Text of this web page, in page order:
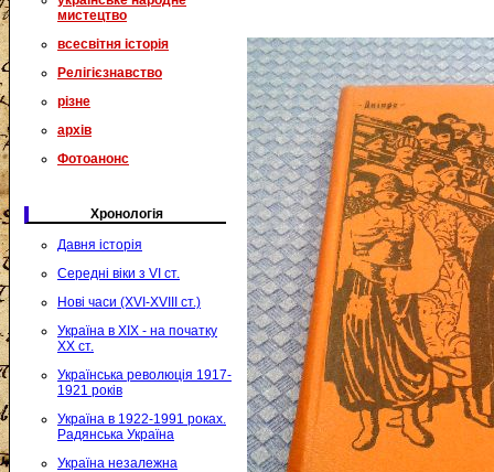
мистецтво
всесвітня історія
Релігієзнавство
різне
архів
Фотоанонс
Хронологія
Давня історія
Середні віки з VI ст.
Нові часи (XVI-XVIII ст.)
Україна в XIX - на початку
XX ст.
Українська революція 1917-
1921 років
Україна в 1922-1991 роках.
Радянська Україна
Україна незалежна